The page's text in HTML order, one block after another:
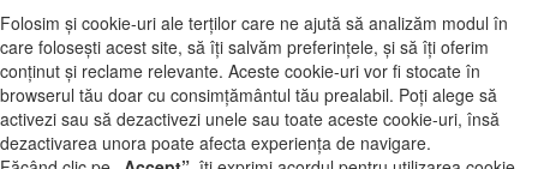
Folosim și cookie-uri ale terților care ne ajută să analizăm modul în
care folosești acest site, să îți salvăm preferințele, și să îți oferim
conținut și reclame relevante. Aceste cookie-uri vor fi stocate în
browserul tău doar cu consimțământul tău prealabil. Poți alege să
activezi sau să dezactivezi unele sau toate aceste cookie-uri, însă
dezactivarea unora poate afecta experiența de navigare.